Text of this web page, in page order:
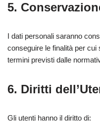
5.
I dati personali saranno
conseguire le finalità per
termini previsti dalle
6. Diritti
Gli utenti hanno il diritto di: